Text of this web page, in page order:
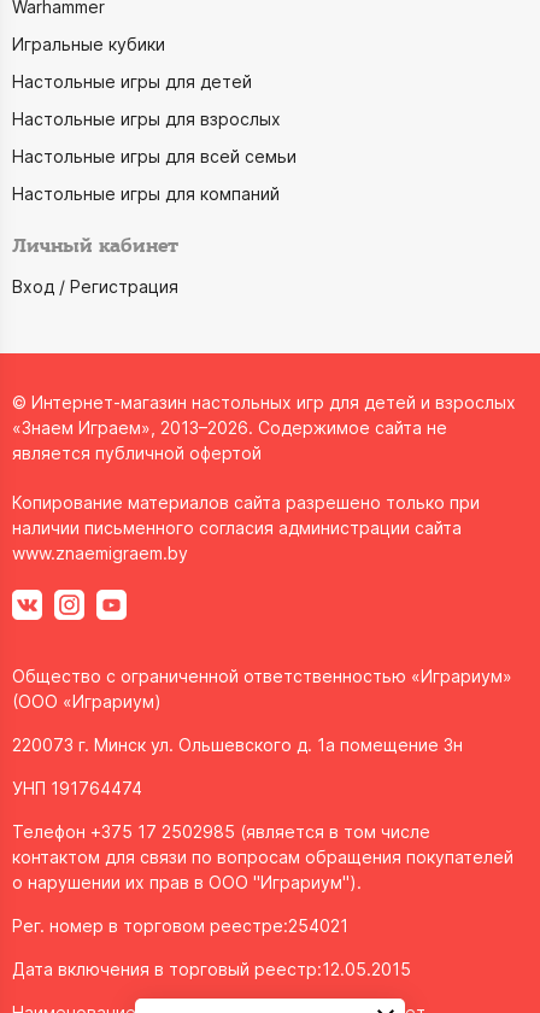
Warhammer
Игральные кубики
Настольные игры для детей
Настольные игры для взрослых
Настольные игры для всей семьи
Настольные игры для компаний
Личный кабинет
Вход / Регистрация
© Интернет-магазин настольных игр для детей и взрослых
«Знаем Играем», 2013–2026. Содержимое сайта не
является публичной офертой
Копирование материалов сайта разрешено только при
наличии письменного согласия администрации сайта
www.znaemigraem.by
Общество с ограниченной ответственностью «Играриум»
(ООО «Играриум)
220073 г. Минск ул. Ольшевского д. 1а помещение 3н
УНП 191764474
Телефон +375 17 2502985 (является в том числе
контактом для связи по вопросам обращения покупателей
о нарушении их прав в ООО "Играриум").
Рег. номер в торговом реестре:254021
Дата включения в торговый реестр:12.05.2015